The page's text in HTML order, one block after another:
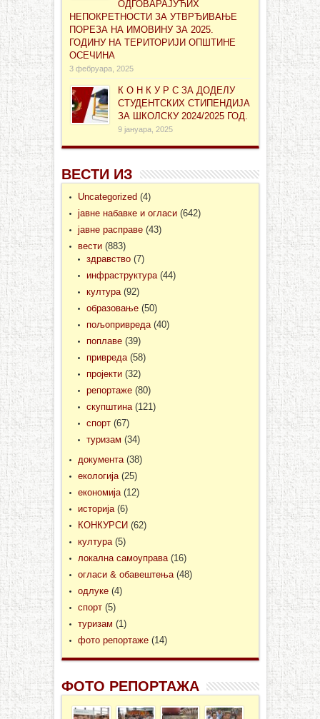
ОДГОВАРАЈУЋИХ
НЕПОКРЕТНОСТИ ЗА УТВРЂИВАЊЕ
ПОРЕЗА НА ИМОВИНУ ЗА 2025.
ГОДИНУ НА ТЕРИТОРИЈИ ОПШТИНЕ
ОСЕЧИНА
3 фебруара, 2025
К О Н К У Р С ЗА ДОДЕЛУ
СТУДЕНТСКИХ СТИПЕНДИЈА
ЗА ШКОЛСКУ 2024/2025 ГОД.
9 јануара, 2025
ВЕСТИ ИЗ
Uncategorized (4)
јавне набавке и огласи(642)
јавне расправе(43)
вести(883)
здравство(7)
инфраструктура(44)
култура(92)
образовање(50)
пољопривреда(40)
поплаве(39)
привреда(58)
пројекти(32)
репортаже(80)
скупштина(121)
спорт(67)
туризам (34)
документа(38)
екологија(25)
економија(12)
историја(6)
КОНКУРСИ (62)
култура(5)
локална самоуправа(16)
огласи & обавештења(48)
одлуке(4)
спорт(5)
туризам (1)
фото репортаже(14)
ФОТО РЕПОРТАЖА